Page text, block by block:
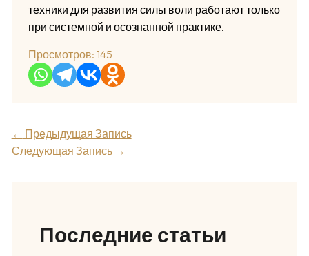
техники для развития силы воли работают только
при системной и осознанной практике.
Просмотров: 145
← Предыдущая Запись
Следующая Запись →
Последние статьи